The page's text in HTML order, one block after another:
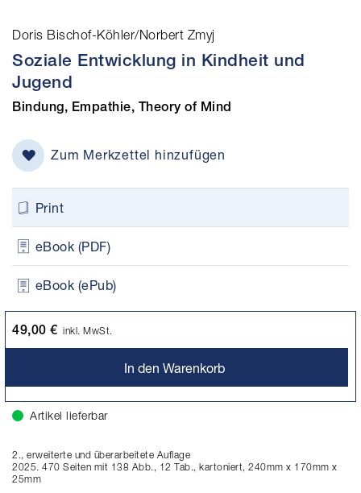
Doris Bischof-Köhler/Norbert Zmyj
Soziale Entwicklung in Kindheit und
Jugend
Bindung, Empathie, Theory of Mind
Zum Merkzettel hinzufügen
Print
eBook (PDF)
eBook (ePub)
49,00 € inkl. MwSt.
In den Warenkorb
Artikel lieferbar
2., erweiterte und überarbeitete Auflage
2025. 470 Seiten mit 138 Abb., 12 Tab., kartoniert, 240mm x 170mm x
25mm